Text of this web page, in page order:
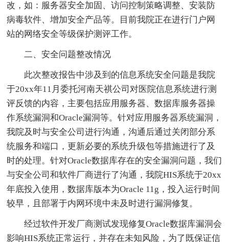
改，如：服务器安全加固、访问控制策略调整、安装防
病毒软件、增加安全产品等。目前我院正在进行门户网
站的网络安全等级保护测评工作。
二、安全问题整改情况
此次整改报告中涉及到的信息系统安全问题是我院
于20xx年11月委托河南天祺公司对医院信息系统进行测
评反馈的内容，主要包括应用服务器、数据库服务器操
作系统漏洞和Oracle漏洞等。针对应用服务器系统漏洞，
我院及时与安全公司进行沟通，沟通后通过关闭部分系
统服务和端口，更新必要的系统升级包等措施进行了及
时的处理。针对Oracle数据库存在的安全漏洞问题，我们
与安全公司和软件厂商进行了沟通，我院HIS系统于20xx
年底投入使用，数据库版本为Oracle 11g，投入运行时间
较早，且部署于内网环境中未及时进行漏洞修复。
经过软件开发厂商测试发现修复Oracle数据库漏洞会
影响HIS系统正常运行，并存在未知风险，为了既保证信